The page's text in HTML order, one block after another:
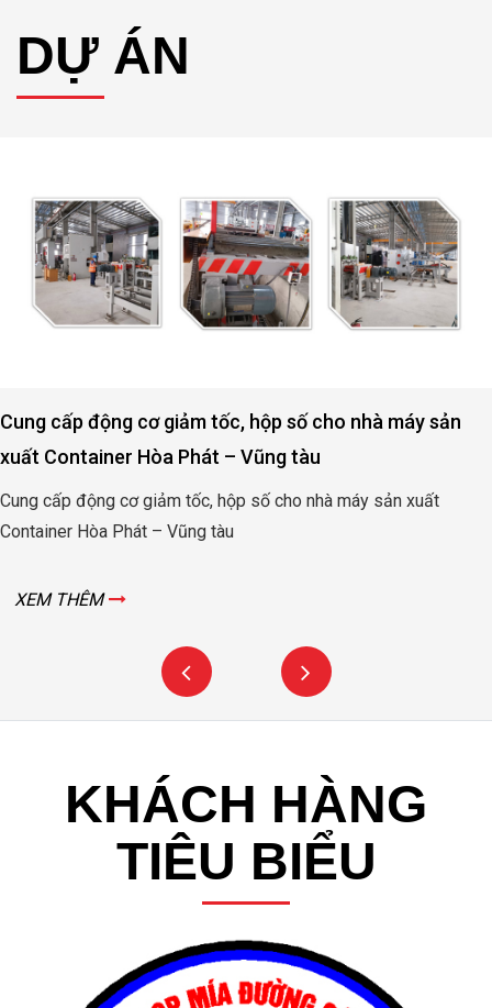
DỰ ÁN
Cung cấp động cơ giảm tốc, hộp số cho nhà máy sản
xuất Container Hòa Phát – Vũng tàu
Cung cấp động cơ giảm tốc, hộp số cho nhà máy sản xuất
Container Hòa Phát – Vũng tàu
XEM THÊM
KHÁCH HÀNG
TIÊU BIỂU